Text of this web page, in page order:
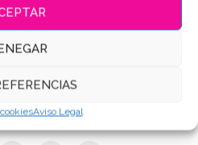
Aviso Legal